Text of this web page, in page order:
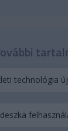
technológia